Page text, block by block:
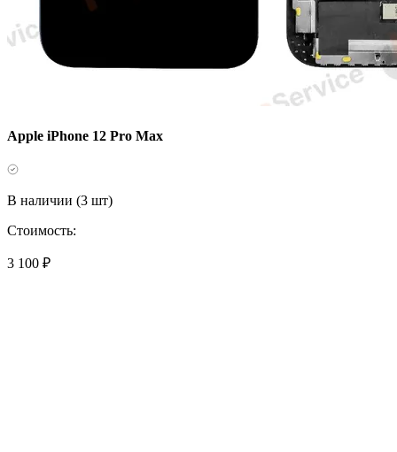
Apple iPhone 12 Pro Max
В наличии (3 шт)
Стоимость:
3 100 ₽